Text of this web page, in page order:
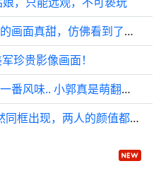
好自然的动作，递纸和接纸的画面真甜，仿佛看到了一家三口的温馨场景
珍贵影像画面！
郭芙蓉的女侠之路真是别有一番风味.. 小郭真是萌翻天了 郭芙蓉 女侠 影视
早期angelababy和叶珂竟然同框出现，两人的颜值都非常出众